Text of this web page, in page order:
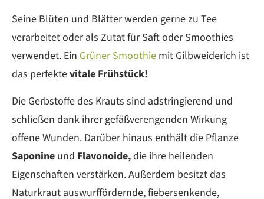
Seine Blüten und Blätter werden gerne zu Tee
verarbeitet oder als Zutat für Saft oder Smoothies
verwendet. Ein Grüner Smoothie mit Gilbweiderich ist
das perfektevitale Frühstück!
Die Gerbstoffe des Krauts sind adstringierend und
schließen dank ihrer gefäßverengenden Wirkung
offene Wunden. Darüber hinaus enthält die Pflanze
Saponine und Flavonoide,die ihre heilenden
Eigenschaften verstärken. Außerdem besitzt das
Naturkraut auswurffördernde, fiebersenkende,